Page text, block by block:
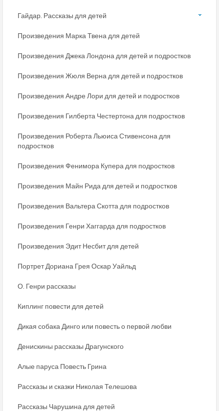
Гайдар. Рассказы для детей
Произведения Марка Твена для детей
Произведения Джека Лондона для детей и подростков
Произведения Жюля Верна для детей и подростков
Произведения Андре Лори для детей и подростков
Произведения Гилберта Честертона для подростков
Произведения Роберта Льюиса Стивенсона для
подростков
Произведения Фенимора Купера для подростков
Произведения Майн Рида для детей и подростков
Произведения Вальтера Скотта для подростков
Произведения Генри Хаггарда для подростков
Произведения Эдит Несбит для детей
Портрет Дориана Грея Оскар Уайльд
О. Генри рассказы
Киплинг повести для детей
Дикая собака Динго или повесть о первой любви
Денискины рассказы Драгунского
Алые паруса Повесть Грина
Рассказы и сказки Николая Телешова
Рассказы Чарушина для детей